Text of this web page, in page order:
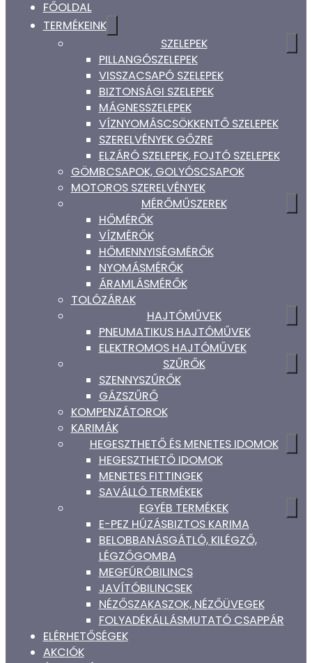
FŐOLDAL
TERMÉKEINK
SZELEPEK
PILLANGÓSZELEPEK
VISSZACSAPÓ SZELEPEK
BIZTONSÁGI SZELEPEK
MÁGNESSZELEPEK
VÍZNYOMÁSCSÖKKENTŐ SZELEPEK
SZERELVÉNYEK GŐZRE
ELZÁRÓ SZELEPEK, FOJTÓ SZELEPEK
GÖMBCSAPOK, GOLYÓSCSAPOK
MOTOROS SZERELVÉNYEK
MÉRŐMŰSZEREK
HŐMÉRŐK
VÍZMÉRŐK
HŐMENNYISÉGMÉRŐK
NYOMÁSMÉRŐK
ÁRAMLÁSMÉRŐK
TOLÓZÁRAK
HAJTÓMŰVEK
PNEUMATIKUS HAJTÓMŰVEK
ELEKTROMOS HAJTÓMŰVEK
SZŰRŐK
SZENNYSZŰRŐK
GÁZSZŰRŐ
KOMPENZÁTOROK
KARIMÁK
HEGESZTHETŐ ÉS MENETES IDOMOK
HEGESZTHETŐ IDOMOK
MENETES FITTINGEK
SAVÁLLÓ TERMÉKEK
EGYÉB TERMÉKEK
E-PEZ HÚZÁSBIZTOS KARIMA
BELOBBANÁSGÁTLÓ, KILÉGZŐ,
LÉGZŐGOMBA
MEGFÚRÓBILINCS
JAVÍTÓBILINCSEK
NÉZŐSZAKASZOK, NÉZŐÜVEGEK
FOLYADÉKÁLLÁSMUTATÓ CSAPPÁR
ELÉRHETŐSÉGEK
AKCIÓK